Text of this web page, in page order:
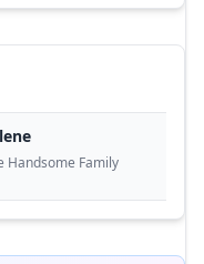
Handsome Family